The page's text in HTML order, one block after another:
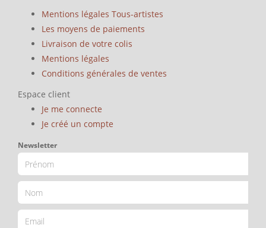
Mentions légales Tous-artistes
Les moyens de paiements
Livraison de votre colis
Mentions légales
Conditions générales de ventes
Espace client
Je me connecte
Je créé un compte
Newsletter